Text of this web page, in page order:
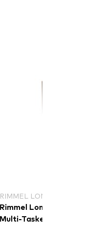
RIMMEL LONDON
Rimmel London primer -
Multi-Tasker Better Than